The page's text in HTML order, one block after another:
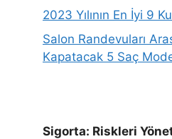
2023 Yılının En İyi 9
Salon Randevuları
Kapatacak 5 Saç
Sigorta: Riskleri